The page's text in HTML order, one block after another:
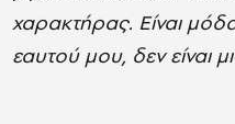
χαρακτήρας. Είναι
εαυτού μου, δεν είναι